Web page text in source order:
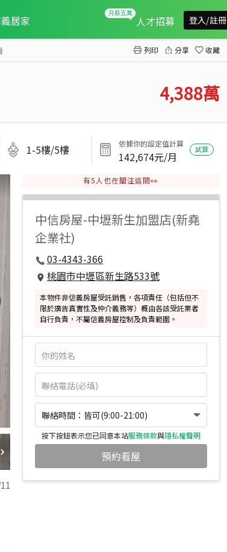
居家 人才招募 登入/註冊
列印 分享 收藏
4,388萬
1-5樓/5樓 依據你的設定值計算
142,674元/月
試算
11
有5 人也在關注這間👀
中信房屋-中壢新生加盟店(新堯
企業社)
03-4343-366
桃園市中壢區新生路533號
本物件非信義房屋受託銷售，各項責任（包括但不
限於廣告真實性及仲介義務等）概由各該受託業者
自行負責，不屬信義房屋控制及負責範圍。
聯絡時間：皆可(9:00-21:00)
按下按鈕表示您已同意本站服務條款與隱私權聲明
預約看屋